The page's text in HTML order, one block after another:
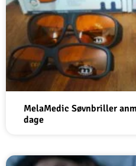
MelaMedic Søvnbriller
dage